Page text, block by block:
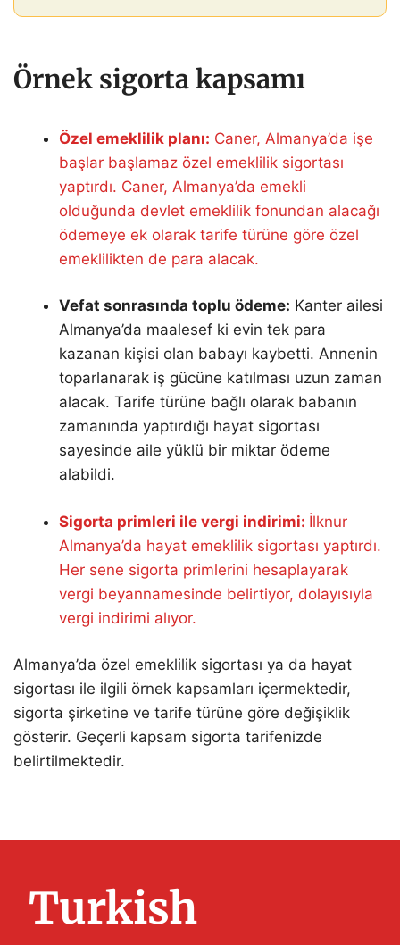
Örnek sigorta kapsamı
Özel emeklilik planı: Caner, Almanya’da işe
başlar başlamaz özel emeklilik sigortası
yaptırdı. Caner, Almanya’da emekli
olduğunda devlet emeklilik fonundan alacağı
ödemeye ek olarak tarife türüne göre özel
emeklilikten de para alacak.
Vefat sonrasında toplu ödeme: Kanter ailesi
Almanya’da maalesef ki evin tek para
kazanan kişisi olan babayı kaybetti. Annenin
toparlanarak iş gücüne katılması uzun zaman
alacak. Tarife türüne bağlı olarak babanın
zamanında yaptırdığı hayat sigortası
sayesinde aile yüklü bir miktar ödeme
alabildi.
Sigorta primleri ile vergi indirimi: İlknur
Almanya’da hayat emeklilik sigortası yaptırdı.
Her sene sigorta primlerini hesaplayarak
vergi beyannamesinde belirtiyor, dolayısıyla
vergi indirimi alıyor.
Almanya’da özel emeklilik sigortası ya da hayat
sigortası ile ilgili örnek kapsamları içermektedir,
sigorta şirketine ve tarife türüne göre değişiklik
gösterir. Geçerli kapsam sigorta tarifenizde
belirtilmektedir.
Turkish